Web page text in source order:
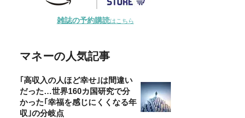
雑誌の予約購読はこちら
マネーの人気記事
｢高収入の人ほど幸せ｣は間違い
だった…世界160カ国研究で分
かった｢幸福を感じにくくなる年
収｣の分岐点